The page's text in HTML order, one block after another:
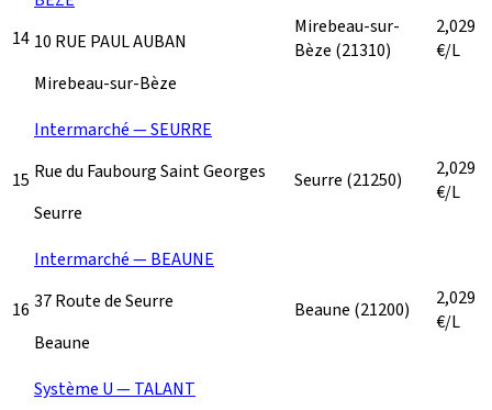
14 10 RUE PAUL AUBAN
Mirebeau-sur-Bèze
Mirebeau-sur-
Bèze (21310)
2,029
€/L
15
Intermarché — SEURRE
Rue du Faubourg Saint Georges
Seurre
Seurre (21250)
2,029
€/L
16
Intermarché — BEAUNE
37 Route de Seurre
Beaune
Beaune (21200)
2,029
€/L
Système U — TALANT